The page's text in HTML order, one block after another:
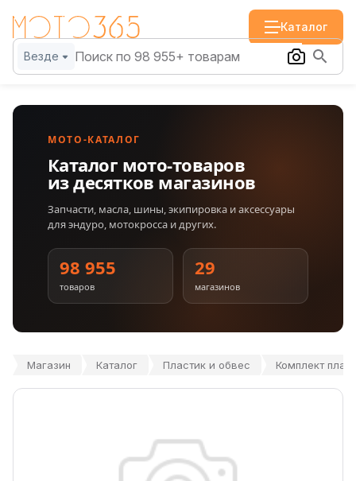
Каталог
Везде
МОТО-КАТАЛОГ
Каталог мото-товаров
из десятков магазинов
Запчасти, масла, шины, экипировка и аксессуары
для эндуро, мотокросса и других.
98 955
товаров
29
магазинов
Магазин Каталог Пластик и обвес Комплект